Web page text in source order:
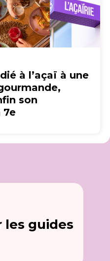
à l’açaï à une
son
7e
les guides